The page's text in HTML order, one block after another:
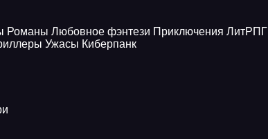
Романы Любовное фэнтези Приключения ЛитРПГ
Ужасы Киберпанк